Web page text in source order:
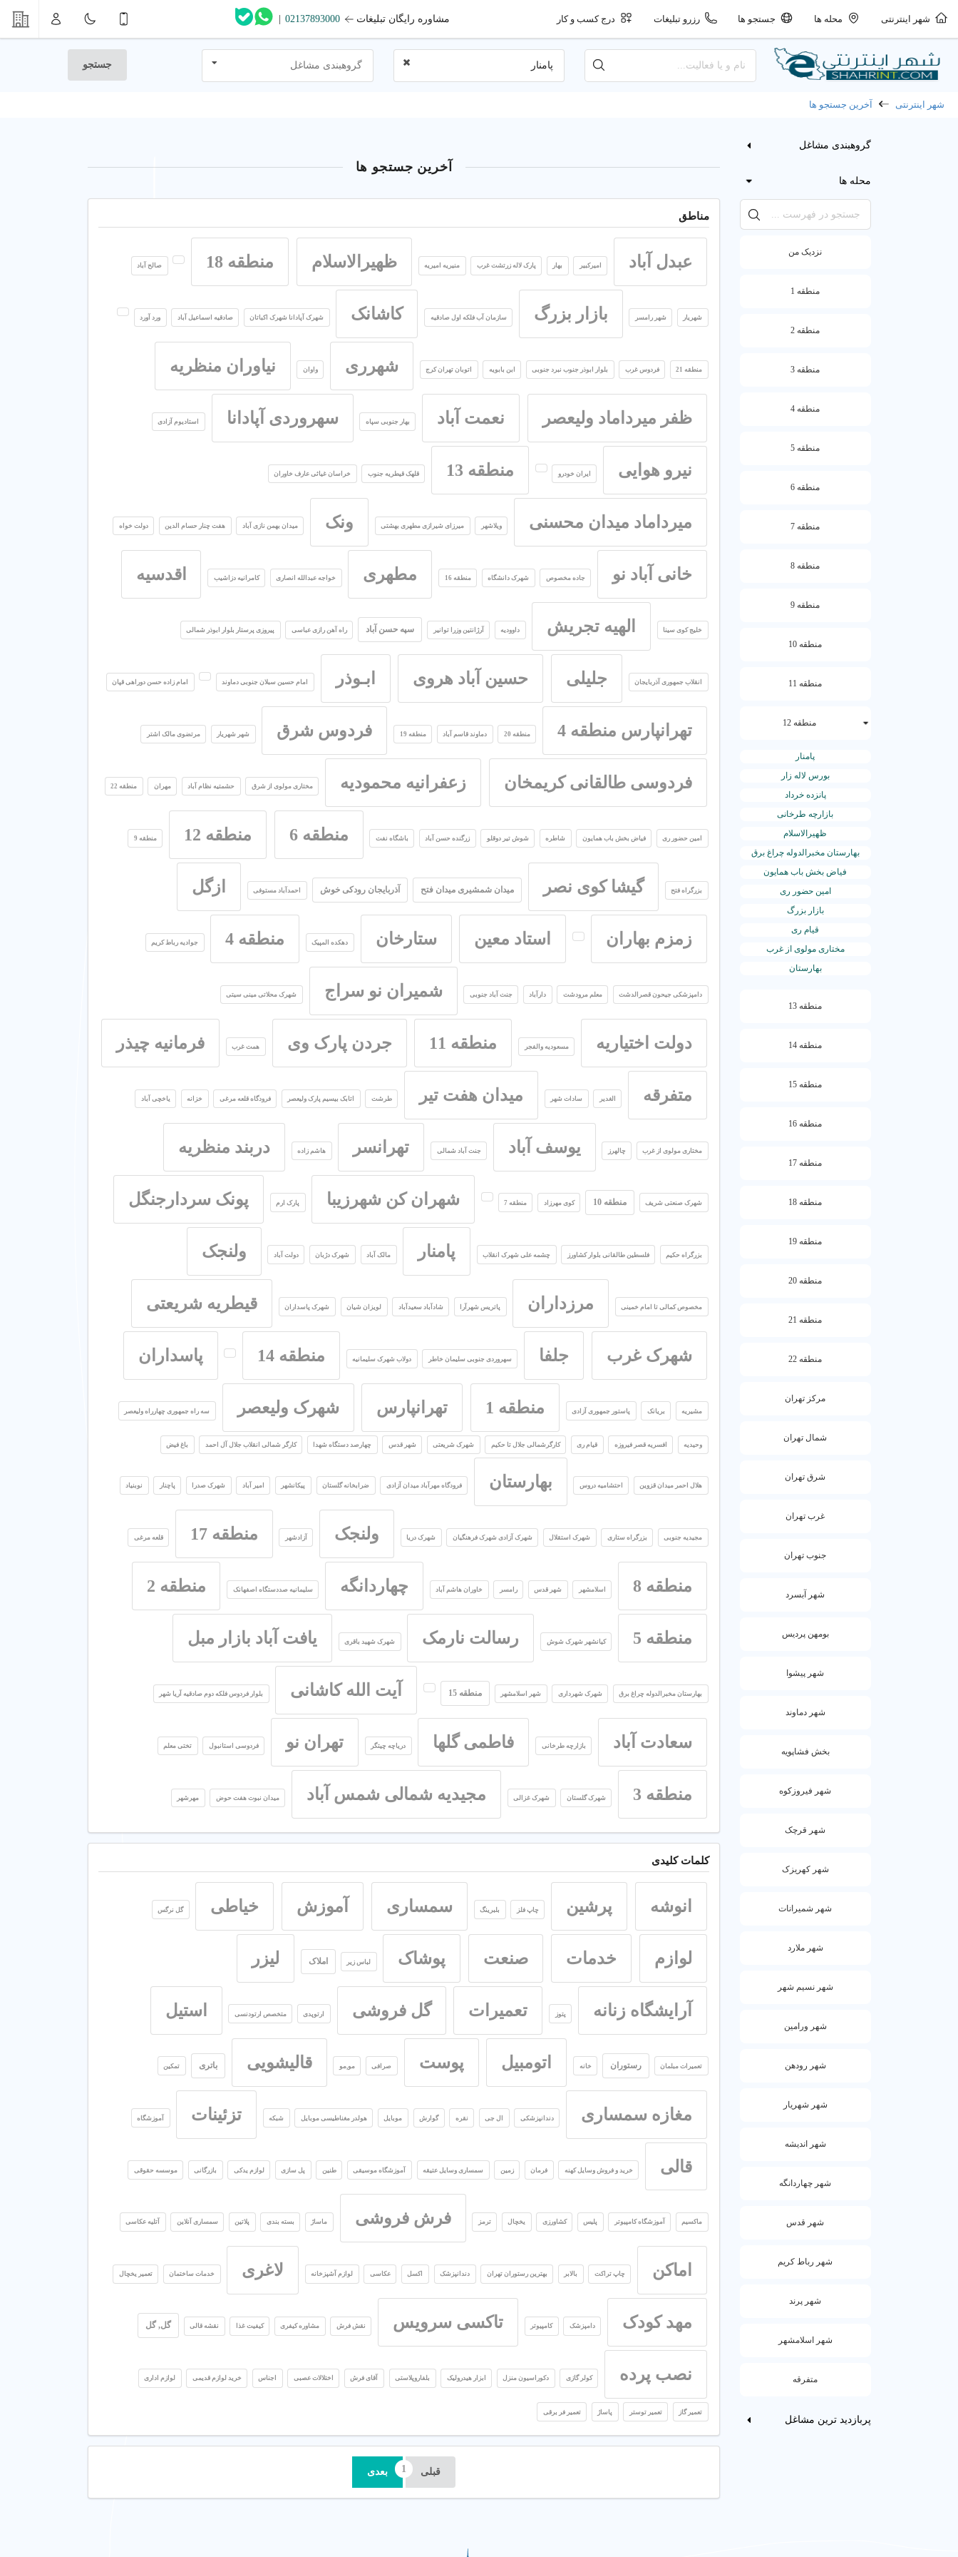
شهر اینترنتی محله ها جستجو ها رزرو تبلیغات درج کسب و کار مشاوره رایگان تبلیغات 02137893000
|
پامنار گروهبندی مشاغل جستجو
شهر اینترنتی آخرین جستجو ها
گروهبندی مشاغل
محله ها
نزدیک من
منطقه 1
منطقه 2
منطقه 3
منطقه 4
منطقه 5
منطقه 6
منطقه 7
منطقه 8
منطقه 9
منطقه 10
منطقه 11
منطقه 12
پامنار
بورس لاله زار
پانزده خرداد
بازارچه طرخانی
ظهیرالاسلام
بهارستان مخبرالدوله چراغ برق
فیاض بخش باب همایون
امین حضور ری
بازار بزرگ
قیام ری
مختاری مولوی از غرب
بهارستان
منطقه 13
منطقه 14
منطقه 15
منطقه 16
منطقه 17
منطقه 18
منطقه 19
منطقه 20
منطقه 21
منطقه 22
مرکز تهران
شمال تهران
شرق تهران
غرب تهران
جنوب تهران
شهر آبسرد
بومهن پردیس
شهر پیشوا
شهر دماوند
بخش فشاپویه
شهر فیروزکوه
شهر قرچک
شهر کهریزک
شهر شمیرانات
شهر ملارد
شهر نسیم شهر
شهر ورامین
شهر رودهن
شهر شهریار
شهر اندیشه
شهر چهاردانگه
شهر قدس
شهر رباط کریم
شهر پرند
شهر اسلامشهر
متفرقه
پربازدید ترین مشاغل
آخرین جستجو ها
مناطق
عبدل آباد امیرکبیر بهار پارک لاله زرتشت غرب منیریه امیریه ظهیرالاسلام منطقه 18 صالح آباد
شهریار شهر رامسر بازار بزرگ سازمان آب فلکه اول صادقیه کاشانک شهرک آپادانا شهرک اکباتان صادقیه اسماعیل آباد ورد آورد
منطقه 21 فردوس غرب بلوار ابوذر جنوب نبرد جنوبی ابن بابویه اتوبان تهران کرج شهرری واوان نیاوران منظریه
ظفر میرداماد ولیعصر نعمت آباد بهار جنوبی سپاه سهروردی آپادانا استادیوم آزادی
نیرو هوایی ایران خودرو منطقه 13 قلهک قیطریه جنوب خراسان غیاثی عارف خاوران
میرداماد میدان محسنی ویلاشهر میرزای شیرازی مطهری بهشتی ونک میدان بهمن نازی آباد هفت چنار حسام الدین دولت خواه
خانی آباد نو جاده مخصوص شهرک دانشگاه منطقه 16 مطهری خواجه عبدالله انصاری کامرانیه دزاشیب اقدسیه
خلیج کوی سینا الهیه تجریش داوودیه آرژانتین وزرا توانیر سپه حسن آباد راه آهن رازی عباسی پیروزی پرستار بلوار ابوذر شمالی
انقلاب جمهوری آذربایجان جلیلی حسین آباد هروی ابـوذر امام حسین سبلان جنوبی دماوند امام زاده حسن دوراهی قپان
تهرانپارس منطقه 4 منطقه 20 دماوند قاسم آباد منطقه 19 فردوس شرق شهر شهریار مرتضوی مالک اشتر
فردوسی طالقانی کریمخان زعفرانیه محمودیه مختاری مولوی از شرق حشمتیه نظام آباد مهران منطقه 22
امین حضور ری فیاض بخش باب همایون شاطره شوش تیر دوقلو زرگنده حسن آباد باشگاه نفت منطقه 6 منطقه 12 منطقه 9
بزرگراه فتح گیشا کوی نصر میدان شمشیری میدان فتح آذربایجان رودکی خوش احمدآباد مستوفی ازگل
زمزم بهاران استاد معین ستارخان دهکده المپیک منطقه 4 جوادیه رباط کریم
دامپزشکی جیحون قصرالدشت معلم مرودشت دارآباد جنت آباد جنوبی شمیران نو سراج شهرک محلاتی مینی سیتی
دولت اختیاریه مسعودیه والفجر منطقه 11 جردن پارک وی همت غرب فرمانیه چیذر
متفرقه الغدیر سادات شهر میدان هفت تیر طرشت اتابک بیسیم پارک ولیعصر فرودگاه قلعه مرغی خزانه یاخچی آباد
مختاری مولوی از غرب چالهرز یوسف آباد جنت آباد شمالی تهرانسر هاشم زاده دربند منظریه
شهرک صنعتی شریف منطقه 10 کوی مهرزاد منطقه 7 شهران کن شهرزیبا پارک ارم پونک سردارجنگل
بزرگراه حکیم فلسطین طالقانی بلوار کشاورز چشمه علی شهرک انقلاب پامنار مالک آباد شهرک دژبان دولت آباد ولنجک
مخصوص کمالی تا امام خمینی مرزداران پاتریس شهرآرا شادآباد سعیدآباد لویزان شیان شهرک پاسداران قیطریه شریعتی
شهرک غرب جلفا سهروردی جنوبی سلیمان خاطر دولاب شهرک سلیمانیه منطقه 14 پاسداران
مشیریه بریانک پاستور جمهوری آزادی منطقه 1 تهرانپارس شهرک ولیعصر سه راه جمهوری چهارراه ولیعصر
وحیدیه افسریه قصر فیروزه قیام ری کارگرشمالی جلال تا حکیم شهرک شریعتی شهر قدس چهارصد دستگاه شهدا کارگر شمالی انقلاب جلال آل احمد باغ فیض
هلال احمر میدان قزوین احتشامیه دروس بهارستان فرودگاه مهرآباد میدان آزادی ضرابخانه گلستان پیکانشهر امیر آباد شهرک صدرا پاچنار نوبنیاد
مجیدیه جنوبی بزرگراه ستاری شهرک استقلال شهرک آزادی شهرک فرهنگیان شهرک دریا ولنجک آزادشهر منطقه 17 قلعه مرغی
منطقه 8 اسلامشهر شهر قدس رامسر خاوران هاشم آباد چهاردانگه سلیمانیه صددستگاه اصفهانک منطقه 2
منطقه 5 کیانشهر شهرک شوش رسالت نارمک شهرک شهید باقری یافت آباد بازار مبل
بهارستان مخبرالدوله چراغ برق شهرک شهرداری شهر اسلامشهر منطقه 15 آیت الله کاشانی بلوار فردوس فلکه دوم صادقیه آریا شهر
سعادت آباد بازارچه طرخانی فاطمی گلها دریاچه چیتگر تهران نو فردوسی استانبول تختی معلم
منطقه 3 شهرک گلستان شهرک غزالی مجیدیه شمالی شمس آباد میدان نبوت هفت حوض مهرشهر
کلمات کلیدی
انوشه پرشین چاپ فلز بلبرینگ سمساری آموزش خیاطی گل نرگس
لوازم خدمات صنعت پوشاک لباس زیر املاک لیزر
آرایشگاه زنانه پتوز تعمیرات گل فروشی ارتوپدی متخصص ارتودنسی استیل
تعمیرات مبلمان رستوران خانه اتومبیل پوست صرافی مو,مو قالیشویی باتری تمکین
مغازه سمساری دندانپزشکی ال جی نقره گوارش موبایل هولدر مغناطیسی موبایل شبکه تزئینات آموزشگاه
قالی خرید و فروش وسایل کهنه فرمان زمین سمساری وسایل عتیقه آموزشگاه موسیقی طنین پل سازی لوازم یدکی بازرگانی موسسه حقوقی
ماکسیم آموزشگاه کامپیوتر پلیس کشاورزی یخچال ترمز فرش فروشی ماساژ بسته بندی پلاتین سمساری آنلاین آتلیه عکاسی
اماکن چاپ تراکت بالابر بهترین رستوران تهران دندانپزشک اکسل عکاسی لوازم آشپزخانه لاغری خدمات ساختمان تعمیر یخچال
مهد کودک دامپزشک کامپیوتر تاکسی سرویس نقش فرش مشاوره کیفری کیفیت غذا نقشه قالی گل, گل
نصب پرده کولر گازی دکوراسیون منزل ابزار هیدرولیک بلفاروپلاستی آقای فرش اختلالات عصبی اجناس خرید لوازم قدیمی لوازم اداری
تعمیر گاز تعمیر توستر پاساژ تعمیر فر برقی
قبلی بعدی